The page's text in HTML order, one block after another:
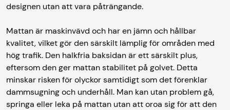
designen utan att vara påträngande.
Mattan är maskinvävd och har en jämn och hållbar
kvalitet, vilket gör den särskilt lämplig för områden med
hög trafik. Den halkfria baksidan är ett särskilt plus,
eftersom den ger mattan stabilitet på golvet. Detta
minskar risken för olyckor samtidigt som det förenklar
dammsugning och underhåll. Man kan utan problem gå,
springa eller leka på mattan utan att oroa sig för att den